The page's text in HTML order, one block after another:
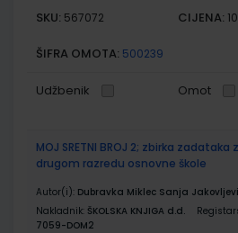
SKU: 567072 CIJENA:
ŠIFRA OMOTA: 500239
Udžbenik Omot
MOJ SRETNI BROJ 2; zbirka
drugom razredu osnovne škole
Autor(i): Dubravka Miklec Sanja
Nakladnik: ŠKOLSKA KNJIGA d.d.
7059-DOM2